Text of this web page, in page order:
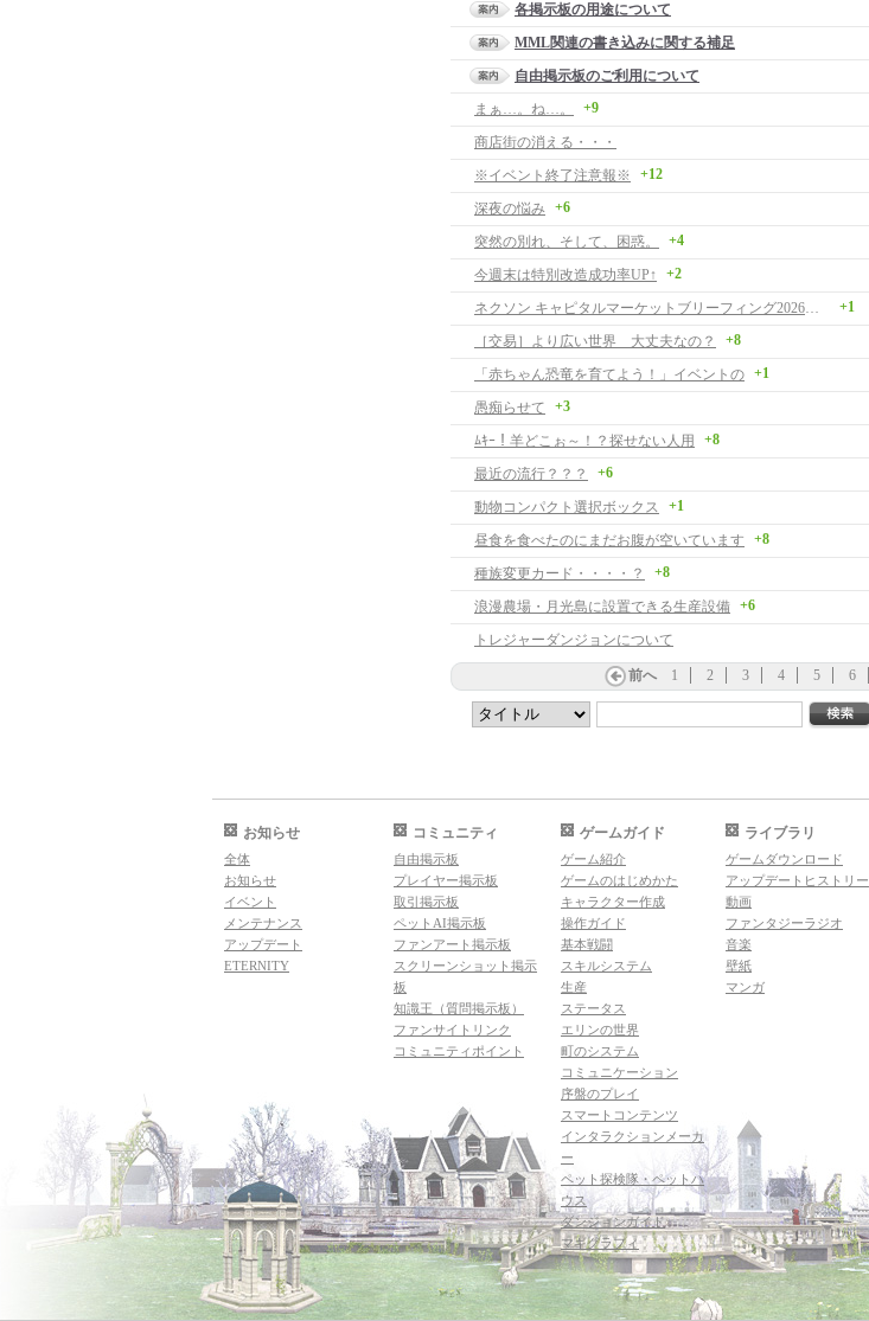
各掲示板の用途について
MML関連の書き込みに関する補足
自由掲示板のご利用について
まぁ…。ね…。
+9
商店街の消える・・・
※イベント終了注意報※
+12
深夜の悩み +6
突然の別れ、そして、困惑。
+4
今週末は特別改造成功率UP↑
+2
ネクソン キャピタルマーケットブリーフィング2026を観て
+1
［交易］より広い世界 大丈夫なの？
+8
「赤ちゃん恐竜を育てよう！」イベントの +1
愚痴らせて
+3
ﾑｷｰ！羊どこぉ～！？探せない人用
+8
最近の流行？？？
+6
動物コンパクト選択ボックス
+1
昼食を食べたのにまだお腹が空いています
+8
種族変更カード・・・・？
+8
浪漫農場・月光島に設置できる生産設備 +6
トレジャーダンジョンについて
前へ 1 2 3 4 5 6
お知らせ
全体
お知らせ
イベント
メンテナンス
アップデート
ETERNITY
コミュニティ
自由掲示板
プレイヤー掲示板
取引掲示板
ペットAI掲示板
ファンアート掲示板
スクリーンショット掲示
板
知識王（質問掲示板）
ファンサイトリンク
コミュニティポイント
ゲームガイド
ゲーム紹介
ゲームのはじめかた
キャラクター作成
操作ガイド
基本戦闘
スキルシステム
生産
ステータス
エリンの世界
町のシステム
コミュニケーション
序盤のプレイ
スマートコンテンツ
インタラクションメーカ
ー
ペット探検隊・ペットハ
ウス
ダンジョンガイド
マギグラフィ
ライブラリ
ゲームダウンロード
アップデートヒストリー
動画
ファンタジーラジオ
音楽
壁紙
マンガ